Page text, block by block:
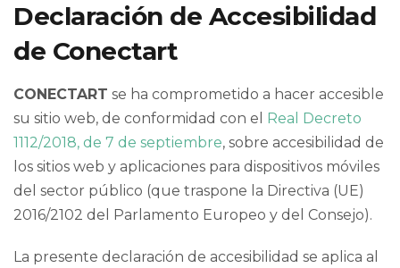
Declaración de Accesibilidad
de Conectart
CONECTART se ha comprometido a hacer accesible
su sitio web, de conformidad con el Real Decreto
1112/2018, de 7 de septiembre, sobre accesibilidad de
los sitios web y aplicaciones para dispositivos móviles
del sector público (que traspone la Directiva (UE)
2016/2102 del Parlamento Europeo y del Consejo).
La presente declaración de accesibilidad se aplica al